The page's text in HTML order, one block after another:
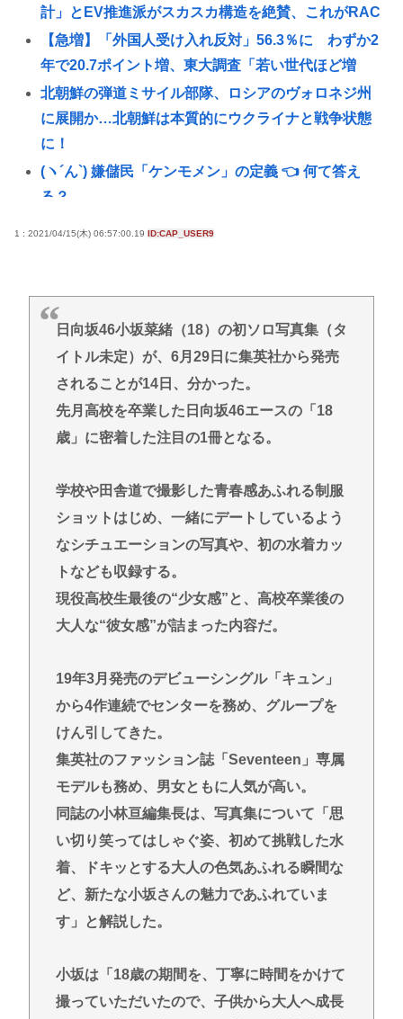
計」とEV推進派がスカスカ構造を絶賛、これがRAC
【急増】「外国人受け入れ反対」56.3％に わずか2
年で20.7ポイント増、東大調査「若い世代ほど増
北朝鮮の弾道ミサイル部隊、ロシアのヴォロネジ州
に展開か…北朝鮮は本質的にウクライナと戦争状態
に！
(ヽ´ん`) 嫌儲民「ケンモメン」の定義 👈 何て答え
る？
ボロい安い車って最強じゃね？
【朗報】 国交省「『四国新幹線』と『東九州新幹
線』、ガチで検討するわ。ガチのマジ」
グリーンコーラ？！
誤って脳幹を摘出された女性､重篤な植物状態だが､
意識は正常で何かを思考していると判明
日本の食べ物www
【悲報】コメ卸大手さん、営業利益83％減 高値で
買い込んだ米が売れず「損切り祭り」開幕へ
【画像】男の一人暮らし部屋、結局このあたりが最
強www
1 : 2021/04/15(木) 06:57:00.19 ID:CAP_USER9
日向坂46小坂菜緒（18）の初ソロ写真集（タ
イトル未定）が、6月29日に集英社から発売
されることが14日、分かった。
先月高校を卒業した日向坂46エースの「18
歳」に密着した注目の1冊となる。
学校や田舎道で撮影した青春感あふれる制服
ショットはじめ、一緒にデートしているよう
なシチュエーションの写真や、初の水着カッ
トなども収録する。
現役高校生最後の“少女感”と、高校卒業後の
大人な“彼女感”が詰まった内容だ。
19年3月発売のデビューシングル「キュン」
から4作連続でセンターを務め、グループを
けん引してきた。
集英社のファッション誌「Seventeen」専属
モデルも務め、男女ともに人気が高い。
同誌の小林亘編集長は、写真集について「思
い切り笑ってはしゃぐ姿、初めて挑戦した水
着、ドキッとする大人の色気あふれる瞬間な
ど、新たな小坂さんの魅力であふれていま
す」と解説した。
小坂は「18歳の期間を、丁寧に時間をかけて
撮っていただいたので、子供から大人へ成長